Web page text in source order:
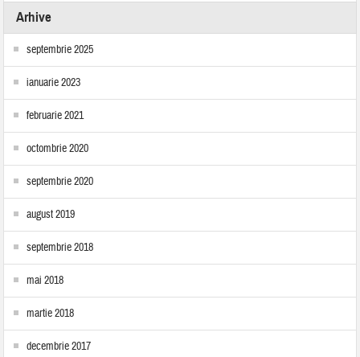
Arhive
septembrie 2025
ianuarie 2023
februarie 2021
octombrie 2020
septembrie 2020
august 2019
septembrie 2018
mai 2018
martie 2018
decembrie 2017